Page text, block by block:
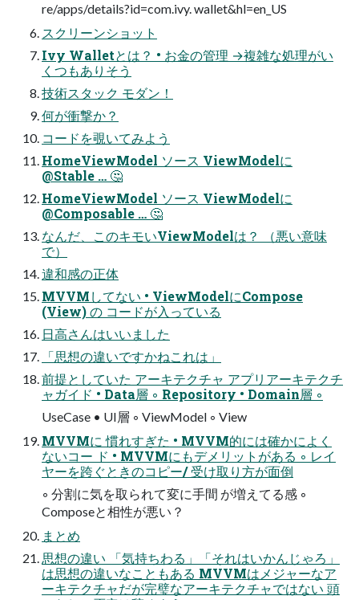
re/apps/details?id=com.ivy. wallet&hl=en_US
スクリーンショット
Ivy Walletとは？ • お金の管理 →複雑な処理がい
くつもありそう
技術スタック モダン！
何が衝撃か？
コードを覗いてみよう
HomeViewModel ソース ViewModelに
@Stable … 🤔
HomeViewModel ソース ViewModelに
@Composable … 🤔
なんだ、このキモいViewModelは？ （悪い意味
で）
違和感の正体
MVVMしてない • ViewModelにCompose
(View) の コードが入っている
日高さんはいいました
「思想の違いですかねこれは」
前提としていた アーキテクチャ アプリアーキテクチ
ャガイド • Data層 ◦ Repository • Domain層 ◦
UseCase • UI層 ◦ ViewModel ◦ View
MVVMに 慣れすぎた • MVVM的には確かによく
ないコー ド • MVVMにもデメリットがある ◦ レイ
ヤーを跨ぐときのコピー/ 受け取り方が面倒
◦ 分割に気を取られて変に手間 が増えてる感 ◦
Composeと相性が悪い？
まとめ
思想の違い 「気持ちわる」「それはいかんじゃろ」
は思想の違いなこともある MVVMはメジャーなア
ーキテクチャだが完璧なアーキテクチャではない 頭